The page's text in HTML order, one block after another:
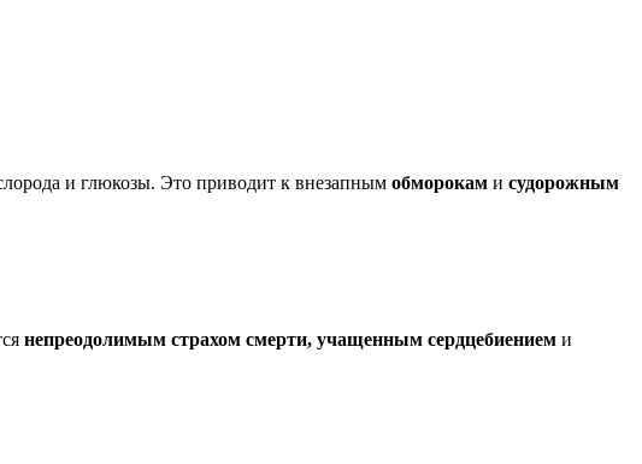
и глюкозы. Это приводит к внезапным обморокам и судорожным
непреодолимым страхом смерти, учащенным сердцебиением и